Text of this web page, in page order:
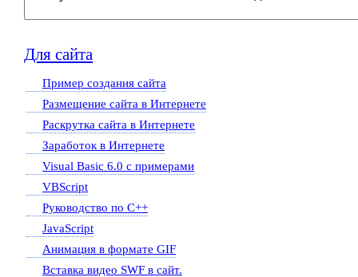
Для сайта
Пример создания сайта
Размещение сайта в Интернете
Раскрутка сайта в Интернете
Заработок в Интернете
Visual Basic 6.0 с примерами
VBScript
Руководство по C++
JavaScript
Анимация в формате GIF
Вставка видео SWF в сайт.